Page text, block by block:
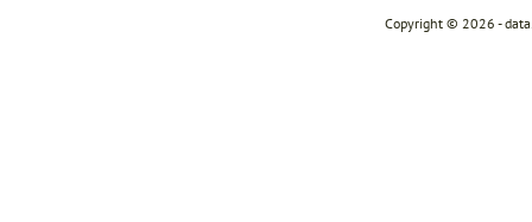
Copyright © 2026 -